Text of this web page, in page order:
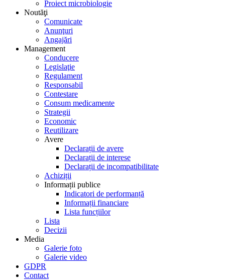
Proiect microbiologie
Noutăţi
Comunicate
Anunţuri
Angajări
Management
Conducere
Legislaţie
Regulament
Responsabil
Contestare
Consum medicamente
Strategii
Economic
Reutilizare
Avere
Declarații de avere
Declarații de interese
Declarații de incompatibilitate
Achiziții
Informații publice
Indicatori de performanță
Informații financiare
Lista funcțiilor
Lista
Decizii
Media
Galerie foto
Galerie video
GDPR
Contact